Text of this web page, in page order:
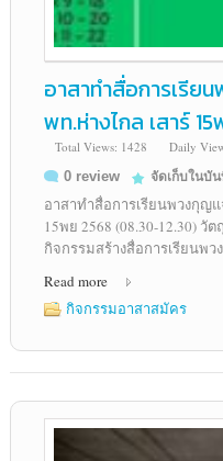
อาสาทำสื่อการเรี
พท.ห่างไกล เสาร์
Total Views: 1428
Daily
0 review
จัดเก็บในบั
อาสาทำสื่อการเรียนพวงกุญ
15พย 2568 (08.30-12.30)
กิจกรรมสร้างสื่อการเรียน
Read more
กิจกรรมอาสาสมัคร